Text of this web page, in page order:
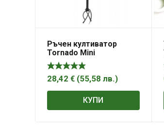
Ръчен култиватор
Tornado Mini
28,42 € (55,58 лв.)
КУПИ